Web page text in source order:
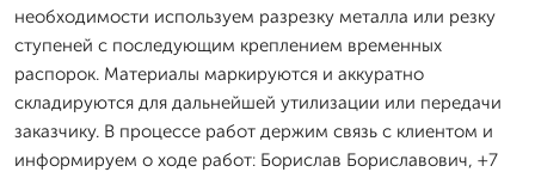
необходимости используем разрезку металла или резку
ступеней с последующим креплением временных
распорок. Материалы маркируются и аккуратно
складируются для дальнейшей утилизации или передачи
заказчику. В процессе работ держим связь с клиентом и
информируем о ходе работ: Борислав Бориславович, +7